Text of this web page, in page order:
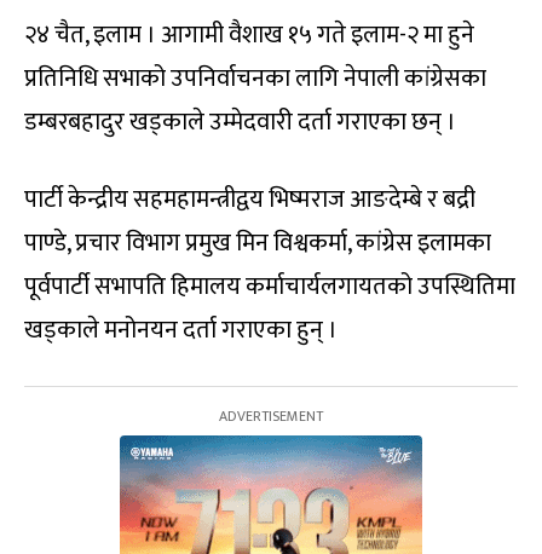
२४ चैत, इलाम । आगामी वैशाख १५ गते इलाम-२ मा हुने
प्रतिनिधि सभाको उपनिर्वाचनका लागि नेपाली कांग्रेसका
डम्बरबहादुर खड्काले उम्मेदवारी दर्ता गराएका छन् ।
पार्टी केन्द्रीय सहमहामन्त्रीद्वय भिष्मराज आङदेम्बे र बद्री
पाण्डे, प्रचार विभाग प्रमुख मिन विश्वकर्मा, कांग्रेस इलामका
पूर्वपार्टी सभापति हिमालय कर्माचार्यलगायतको उपस्थितिमा
खड्काले मनोनयन दर्ता गराएका हुन् ।